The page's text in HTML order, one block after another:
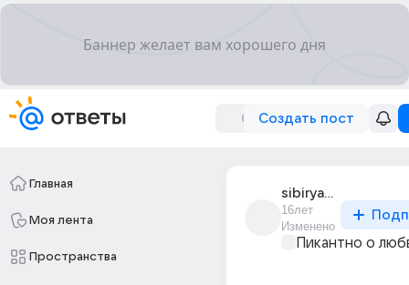
Создать пост
Главная
Моя лента
Пространства
sibiryachk
16лет
Изменено
Пикантно о